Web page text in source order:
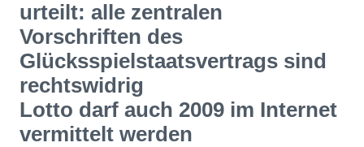
urteilt: alle zentralen
Vorschriften des
Glücksspielstaatsvertrags sind
rechtswidrig
Lotto darf auch 2009 im Internet
vermittelt werden